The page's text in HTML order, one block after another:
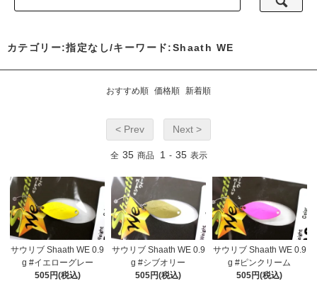
カテゴリー:指定なし/キーワード:Shaath WE
おすすめ順 価格順 新着順
< Prev Next >
全 35 商品 1 - 35 表示
サウリブ Shaath WE 0.9
g #イエローグレー
505円(税込)
サウリブ Shaath WE 0.9
g #シブオリー
505円(税込)
サウリブ Shaath WE 0.9
g #ピンクリーム
505円(税込)